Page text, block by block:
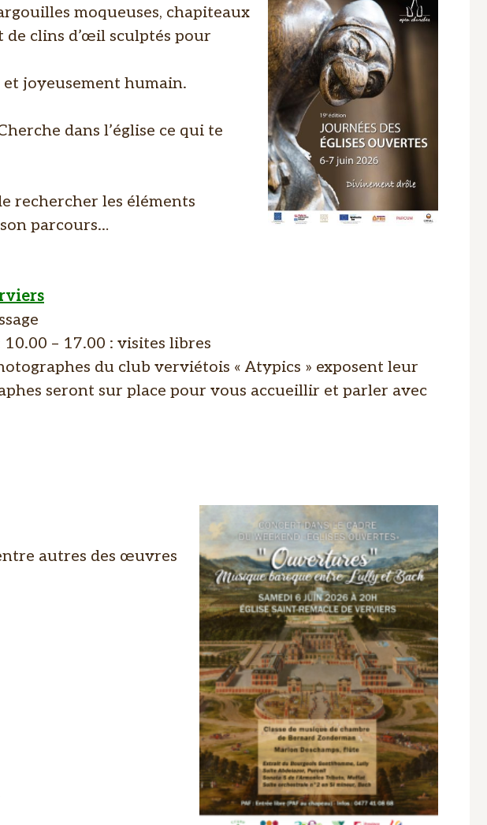
moqueuses, chapiteaux
de clins d’œil sculptés pour
joyeusement humain.
dans l’église ce qui te
rechercher les éléments
parcours…
10.00 – 17.00 : visites libres
du club verviétois « Atypics » exposent leur
seront sur place pour vous accueillir et parler avec
autres des œuvres